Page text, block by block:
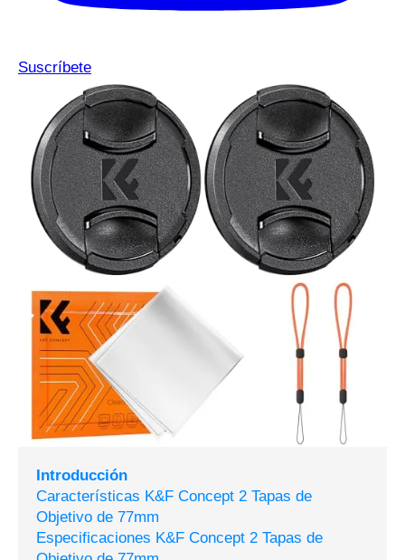
Suscríbete
Introducción
Características K&F Concept 2 Tapas de
Objetivo de 77mm
Especificaciones K&F Concept 2 Tapas de